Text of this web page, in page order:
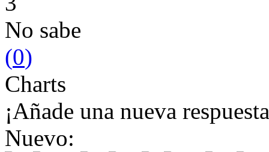
No sabe
(0)
Charts
¡Añade una nueva
Nuevo: